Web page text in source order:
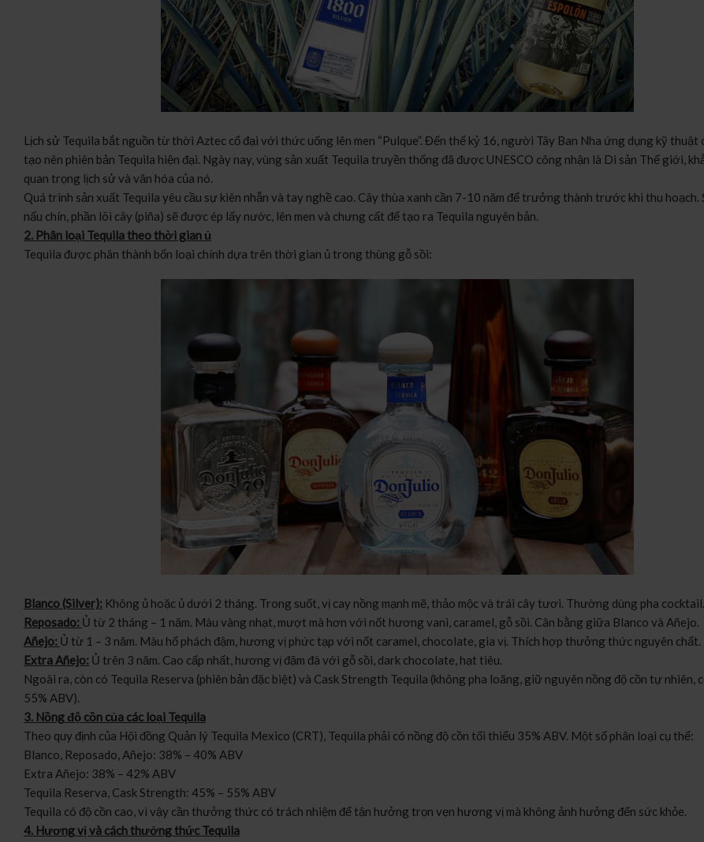
Lịch sử Tequila bắt nguồn từ thời Aztec cổ đại với thức uống lên men “Pulque”. Đến thế kỷ 16, người Tây Ban Nha ứng dụng kỹ thuật
tạo nên phiên bản Tequila hiện đại. Ngày nay, vùng sản xuất Tequila truyền thống đã được UNESCO công nhận là Di sản Thế giới,
quan trọng lịch sử và văn hóa của nó.
Quá trình sản xuất Tequila yêu cầu sự kiên nhẫn và tay nghề cao. Cây thùa xanh cần 7-10 năm để trưởng thành trước khi thu hoạch.
nấu chín, phần lõi cây (piña) sẽ được ép lấy nước, lên men và chưng cất để tạo ra Tequila nguyên bản.
2. Phân loại Tequila theo thời gian ủ
Tequila được phân thành bốn loại chính dựa trên thời gian ủ trong thùng gỗ sồi:
Blanco (Silver): Không ủ hoặc ủ dưới 2 tháng. Trong suốt, vị cay nồng mạnh mẽ, thảo mộc và trái cây tươi. Thường dùng pha cocktail.
Reposado: Ủ từ 2 tháng – 1 năm. Màu vàng nhạt, mượt mà hơn với nốt hương vani, caramel, gỗ sồi. Cân bằng giữa Blanco và Añejo.
Añejo: Ủ từ 1 – 3 năm. Màu hổ phách đậm, hương vị phức tạp với nốt caramel, chocolate, gia vị. Thích hợp thưởng thức nguyên chất.
Extra Añejo: Ủ trên 3 năm. Cao cấp nhất, hương vị đậm đà với gỗ sồi, dark chocolate, hạt tiêu.
Ngoài ra, còn có Tequila Reserva (phiên bản đặc biệt) và Cask Strength Tequila (không pha loãng, giữ nguyên nồng độ cồn tự nhiên,
55% ABV).
3. Nồng độ cồn của các loại Tequila
Theo quy định của Hội đồng Quản lý Tequila Mexico (CRT), Tequila phải có nồng độ cồn tối thiểu 35% ABV. Một số phân loại cụ thể:
Blanco, Reposado, Añejo: 38% – 40% ABV
Extra Añejo: 38% – 42% ABV
Tequila Reserva, Cask Strength: 45% – 55% ABV
Tequila có độ cồn cao, vì vậy cần thưởng thức có trách nhiệm để tận hưởng trọn vẹn hương vị mà không ảnh hưởng đến sức khỏe.
4. Hương vị và cách thưởng thức Tequila